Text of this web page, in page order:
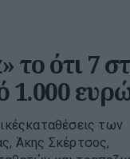
το ότι 7
1.000
των
Άκης Σκέρτσος,